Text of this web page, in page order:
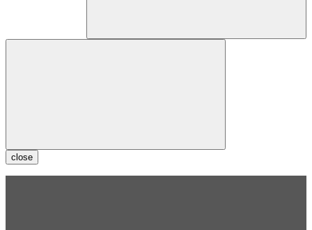
close